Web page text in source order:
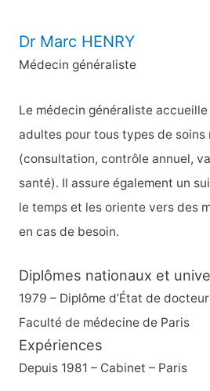
Dr Marc HENRY
Médecin généraliste
Le médecin généraliste
adultes pour tous types de soins
(consultation, contrôle annuel,
santé). Il assure également un
le temps et les oriente vers des
en cas de besoin.
Diplômes nationaux et
1979 – Diplôme d’État de
Faculté de médecine de Paris
Expériences
Depuis 1981 – Cabinet – Paris